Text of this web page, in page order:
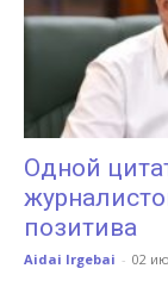
Кыргызстана
Одной
позитива
Aidai Irgebai - 02